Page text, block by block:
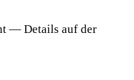
— Details auf der